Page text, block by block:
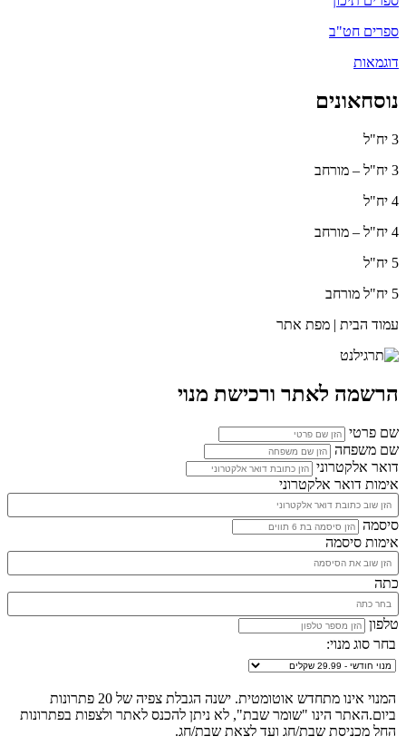
ספרים חט"ב
דוגמאות
נוסחאונים
3 יח"ל
3 יח"ל – מורחב
4 יח"ל
4 יח"ל – מורחב
5 יח"ל
5 יח"ל מורחב
עמוד הבית | מפת אתר
הרשמה לאתר ורכישת מנוי
שם פרטי
שם משפחה
דואר אלקטרוני
אימות דואר אלקטרוני
סיסמה
אימות סיסמה
כתה
טלפון
בחר סוג מנוי:
המנוי אינו מתחדש אוטומטית. ישנה הגבלת צפיה של 20 פתרונות
ביום.האתר הינו "שומר שבת", לא ניתן להכנס לאתר ולצפות בפתרונות
החל מכניסת שבת/חג ועד לצאת שבת/חג.